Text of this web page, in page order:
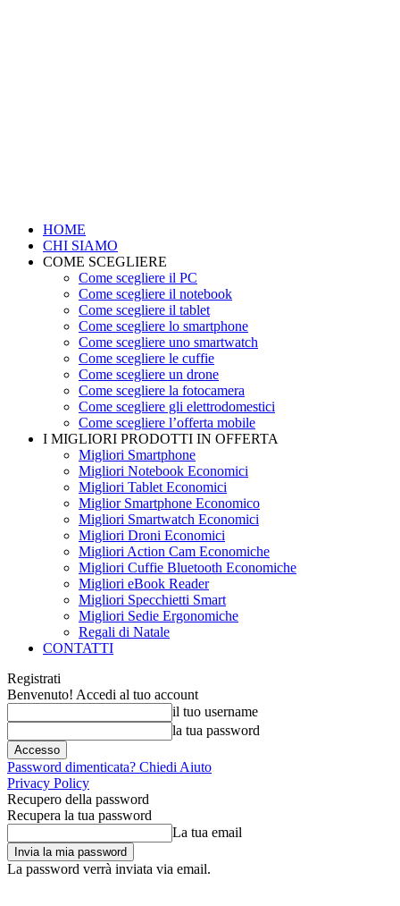
HOME
CHI SIAMO
COME SCEGLIERE
Come scegliere il PC
Come scegliere il notebook
Come scegliere il tablet
Come scegliere lo smartphone
Come scegliere uno smartwatch
Come scegliere le cuffie
Come scegliere un drone
Come scegliere la fotocamera
Come scegliere gli elettrodomestici
Come scegliere l’offerta mobile
I MIGLIORI PRODOTTI IN OFFERTA
Migliori Smartphone
Migliori Notebook Economici
Migliori Tablet Economici
Miglior Smartphone Economico
Migliori Smartwatch Economici
Migliori Droni Economici
Migliori Action Cam Economiche
Migliori Cuffie Bluetooth Economiche
Migliori eBook Reader
Migliori Specchietti Smart
Migliori Sedie Ergonomiche
Regali di Natale
CONTATTI
Registrati
Benvenuto! Accedi al tuo account
il tuo username
la tua password
Password dimenticata? Chiedi Aiuto
Privacy Policy
Recupero della password
Recupera la tua password
La tua email
La password verrà inviata via email.